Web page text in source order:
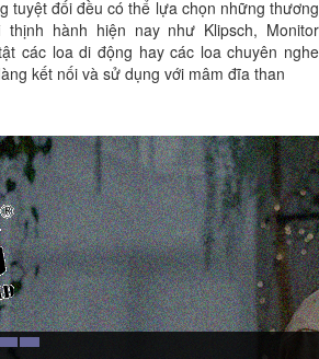
tuyệt đối đều có thể lựa chọn những thương
hành hiện nay như Klipsch, Monitor
các loa di động hay các loa chuyên nghe
kết nối và sử dụng với mâm đĩa than